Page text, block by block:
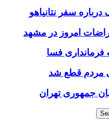
سفر نتانیاهو
امروز در مشهد
مردم قطع شد
جمهوری تهران